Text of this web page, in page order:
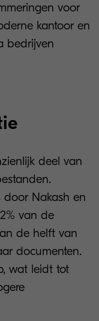
voor
kantoor en
bedrijven
deel van
door Nakash en
van de
de helft van
documenten.
wat leidt tot